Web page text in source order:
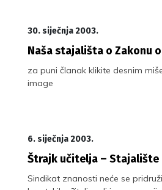
30. siječnja 2003.
Naša stajališta o Zakonu
za puni članak klikite desnim
image
6. siječnja 2003.
Štrajk učitelja – Stajalište
Sindikat znanosti neće se